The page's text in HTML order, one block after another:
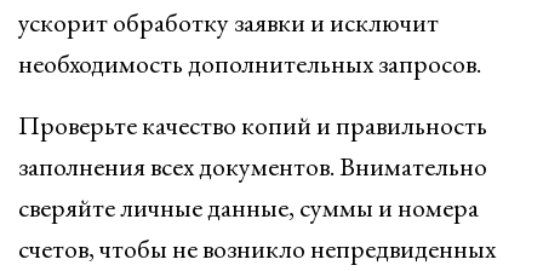
ускорит обработку заявки и исключит
необходимость дополнительных запросов.
Проверьте качество копий и правильность
заполнения всех документов. Внимательно
сверяйте личные данные, суммы и номера
счетов, чтобы не возникло непредвиденных